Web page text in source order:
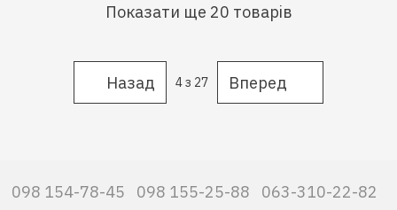
Показати ще 20 товарів
Назад 4з 27 Вперед
098 154-78-45 098 155-25-88 063-310-22-82